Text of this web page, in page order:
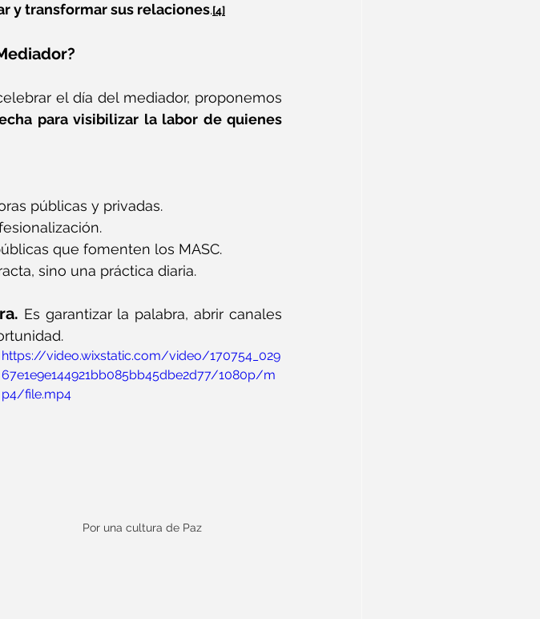
y transformar sus relaciones.[4]
el día del mediador, proponemos
para visibilizar la labor de quienes
públicas y privadas.
que fomenten los MASC.
sino una práctica diaria.
Es garantizar la palabra, abrir canales
https://video.wixstatic.com/video/170754_029
67e1e9e144921bb085bb45dbe2d77/1080p/m
p4/file.mp4
Por una cultura de Paz